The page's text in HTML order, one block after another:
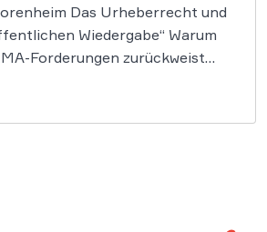
Das Urheberrecht und
Wiedergabe“ Warum
Forderungen zurückweist
Beratung im Urheber-
Weiterleitung von Radio- und